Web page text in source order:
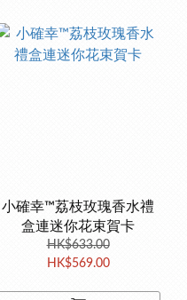
小確幸™荔枝玫瑰香水禮
盒連迷你花束賀卡
HK$633.00
HK$569.00